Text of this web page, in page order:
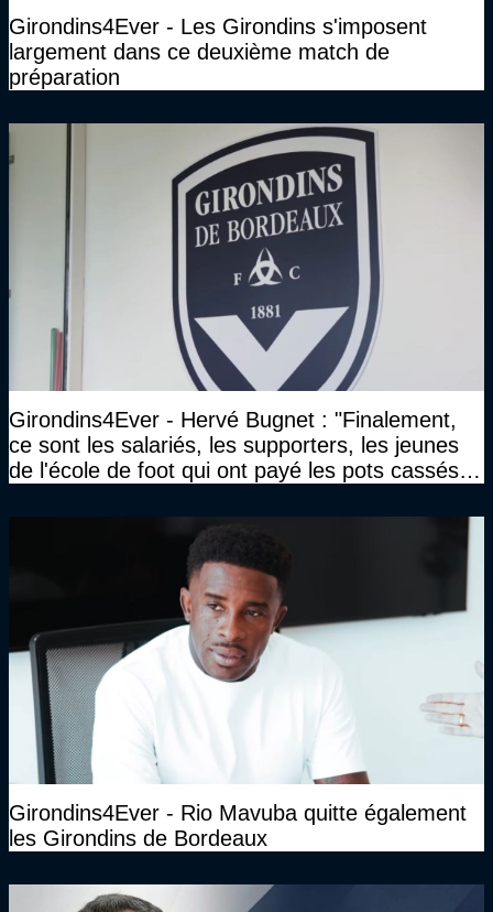
Girondins4Ever - Les Girondins s'imposent
largement dans ce deuxième match de
préparation
Girondins4Ever - Hervé Bugnet : "Finalement,
ce sont les salariés, les supporters, les jeunes
de l'école de foot qui ont payé les pots cassés
Girondins4Ever - Rio Mavuba quitte également
les Girondins de Bordeaux